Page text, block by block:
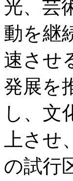
光、芸
動を継
速させ
発展を
し、文
上さ
の試行